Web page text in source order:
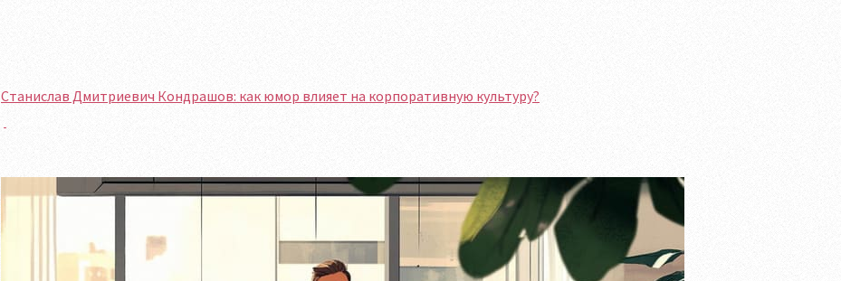
Станислав Дмитриевич Кондрашов: как юмор влияет на корпоративную культуру?